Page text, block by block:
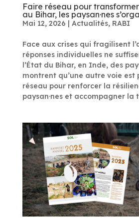
Faire réseau pour
au Bihar, les paysan·nes
Mai 12, 2026 | Actualités, RABI
Face aux crises qui fragilisent
réponses individuelles ne
l’État du Bihar, en Inde, des
montrent qu’une autre voie est
réseau pour renforcer la
paysan·nes et accompagner la